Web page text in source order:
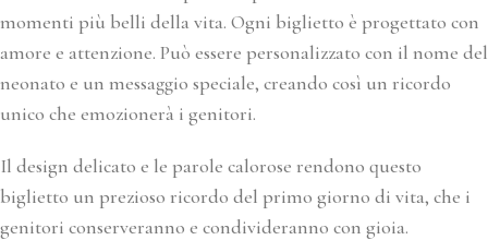
momenti più belli della vita. Ogni biglietto è progettato con
amore e attenzione. Può essere personalizzato con il nome del
neonato e un messaggio speciale, creando così un ricordo
unico che emozionerà i genitori.
Il design delicato e le parole calorose rendono questo
biglietto un prezioso ricordo del primo giorno di vita, che i
genitori conserveranno e condivideranno con gioia.